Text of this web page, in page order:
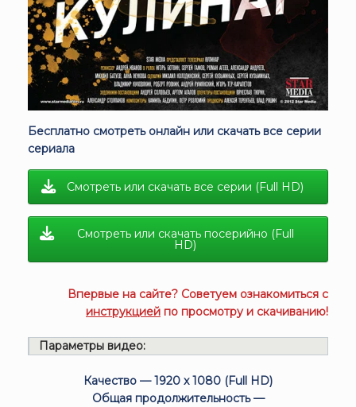
Бесплатно смотреть онлайн или скачать все серии
сериала
Смотреть или скачать все серии (Full HD)
Смотреть или скачать посерийно (Full
HD)
Впервые на сайте? Советуем ознакомиться с
инструкцией по просмотру и скачиванию!
Параметры видео:
Качество — 1920 x 1080 (Full HD)
Общая продолжительность —